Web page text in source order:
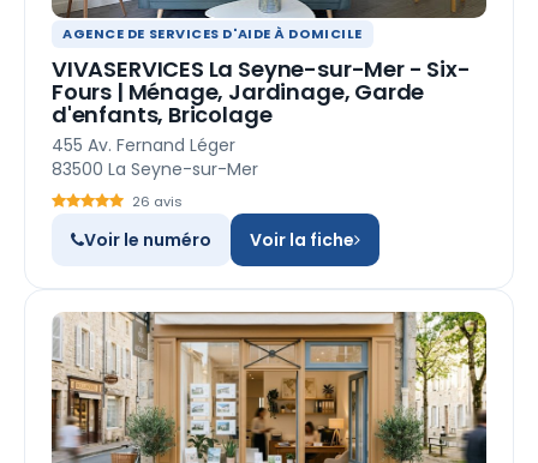
AGENCE DE SERVICES D'AIDE À DOMICILE
VIVASERVICES La Seyne-sur-Mer - Six-
Fours | Ménage, Jardinage, Garde
d'enfants, Bricolage
455 Av. Fernand Léger
83500 La Seyne-sur-Mer
26 avis
Voir le numéro Voir la fiche